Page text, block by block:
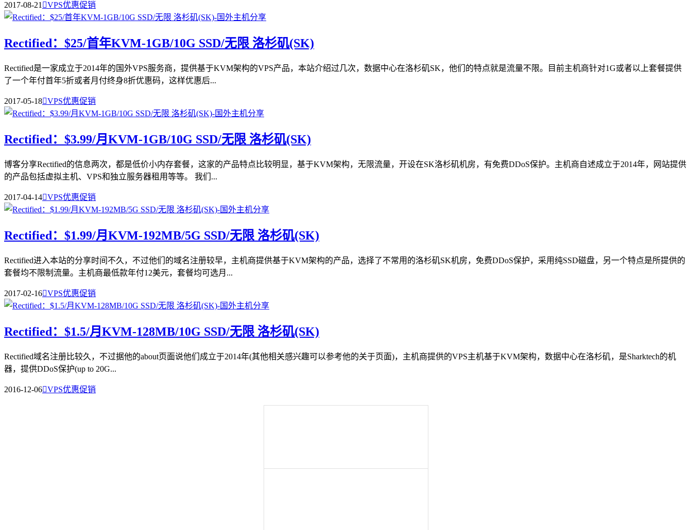
2017-08-21VPS优惠促销
Rectified：$25/首年KVM-1GB/10G SSD/无限 洛杉矶(SK)
Rectified是一家成立于2014年的国外VPS服务商，提供基于KVM架构的VPS产品，本站介绍过几次，数据中心在洛杉矶SK，他们的特点就是流量不限。目前主机商针对1G或者以上套餐提供
了一个年付首年5折或者月付终身8折优惠码，这样优惠后...
2017-05-18VPS优惠促销
Rectified：$3.99/月KVM-1GB/10G SSD/无限 洛杉矶(SK)
博客分享Rectified的信息两次，都是低价小内存套餐，这家的产品特点比较明显，基于KVM架构，无限流量，开设在SK洛杉矶机房，有免费DDoS保护。主机商自述成立于2014年，网站提供
的产品包括虚拟主机、VPS和独立服务器租用等等。 我们...
2017-04-14VPS优惠促销
Rectified：$1.99/月KVM-192MB/5G SSD/无限 洛杉矶(SK)
Rectified进入本站的分享时间不久，不过他们的域名注册较早，主机商提供基于KVM架构的产品，选择了不常用的洛杉矶SK机房，免费DDoS保护，采用纯SSD磁盘，另一个特点是所提供的
套餐均不限制流量。主机商最低款年付12美元，套餐均可选月...
2017-02-16VPS优惠促销
Rectified：$1.5/月KVM-128MB/10G SSD/无限 洛杉矶(SK)
Rectified域名注册比较久，不过据他的about页面说他们成立于2014年(其他相关感兴趣可以参考他的关于页面)，主机商提供的VPS主机基于KVM架构，数据中心在洛杉矶，是Sharktech的机
器，提供DDoS保护(up to 20G...
2016-12-06VPS优惠促销